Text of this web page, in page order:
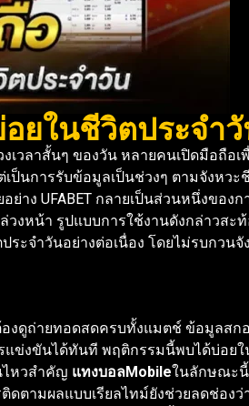
ยในชีวิตประจำ
วลาสั้นๆ ของวัน หลายคนเปิดมือถือ
ป็นการรับข้อมูลเป็นช่วงๆ ตามจังหวะ
าง UFABET กลายเป็นส่วนหนึ่งของ
งหน้า รูปแบบการใช้งานดังกล่าวสะ
จำวันอย่างต่อเนื่อง โดยไม่รบกวนจั
งดูถ่ายทอดสดครบทั้งแมตช์ ข้อมูลสก
แข่งขันได้ทันที พฤติกรรมนี้พบได้บ่อย
ไหวสำคัญ แทงบอลMobileในลักษณะนี้
ดตามผลแบบเรียลไทม์ยังช่วยลดช่อง